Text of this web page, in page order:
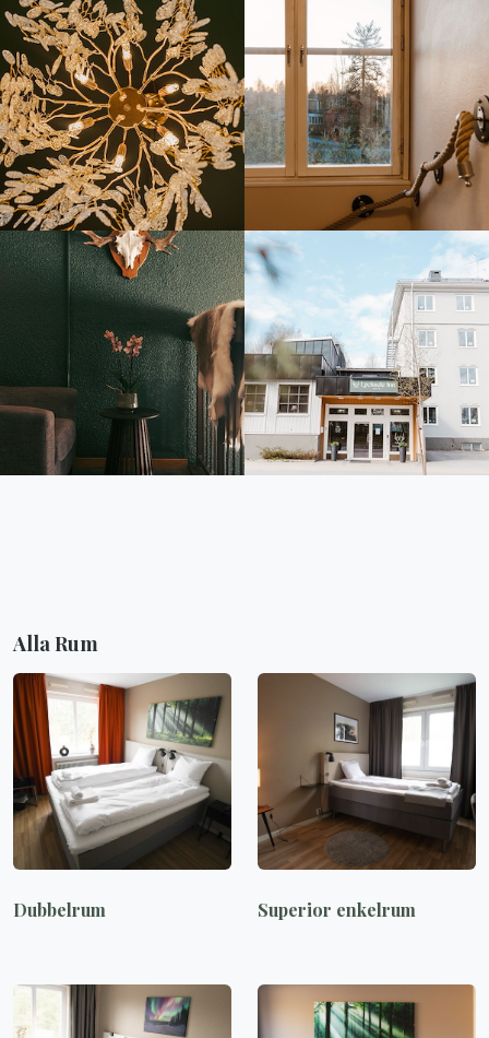
Alla Rum
Dubbelrum Superior enkelrum